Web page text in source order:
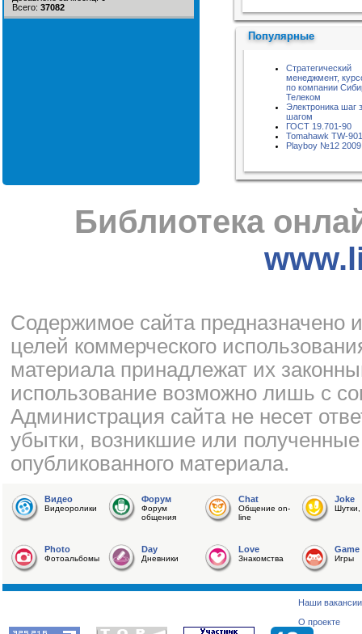
Всего: 37082
Популярные
Стратегический
менеджмент,
по компании
Телеком
Электроника шаг
шагом
ГОСТ 19.701-90
Tomahawk TW-
Playboy №12 2009
Библиотека
Cодержимое сайта предназначено
целей коммерческого
материала принадлежат их
использование возможно лишь с
Администрация сайта не несет
убытки, возникшие или
опубликованного материала.
Видео
Видеоролики
Форум
Форум
общения
Chat
Общение on-
line
Joke
Photo
Фотоальбомы
Day
Дневники
Love
Знакомства
Game
Игры
Наши вакансии
О проекте